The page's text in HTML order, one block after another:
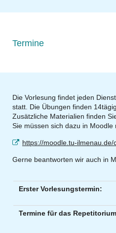
Termine
Die Vorlesung findet jeden
statt. Die Übungen finden
Zusätzliche Materialien finden
Sie müssen sich dazu in Moodle
https://moodle.tu-
Gerne beantworten wir auch in
Erster Vorlesungstermin:
Termine für das